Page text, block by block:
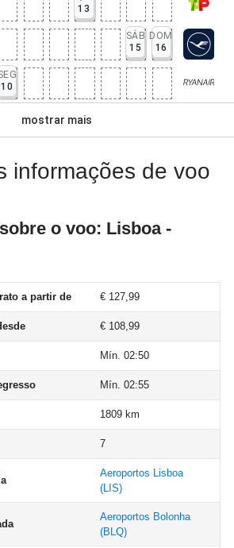
13
SÁB
15
DOM
16
10
mostrar mais
informações de voo
o voo: Lisboa -
a partir de € 127,99
€ 108,99
Mín. 02:50
Mín. 02:55
1809 km
7
Aeroportos Lisboa
(LIS)
Aeroportos Bolonha
(BLQ)